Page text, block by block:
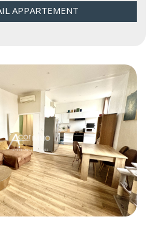
APPARTEMENT